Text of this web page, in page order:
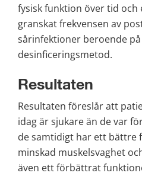
fysisk funktion över tid och
granskat frekvensen av
sårinfektioner beroende
desinficeringsmetod.
Resultaten
Resultaten föreslår att
idag är sjukare än de var
de samtidigt har ett bättre
minskad muskelsvaghet
även ett förbättrat